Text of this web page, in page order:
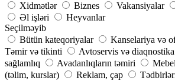
Xidmətlər
Biznes Vakansiyalar
Əl işləri
Heyvanlar
Seçilməyib
Bütün kateqoriyalar
Kanselariya və
Təmir və tikinti
Avtoservis və diaqnostika
sağlamlıq
Avadanlıqların təmiri
(təlim, kurslar)
Reklam, çap